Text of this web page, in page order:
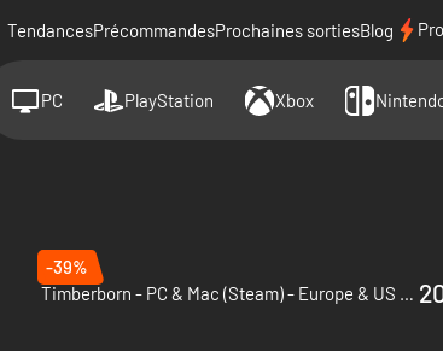
TendancesPrécommandesProchaines sortiesBlog
PC PlayStation Xbox
-39%
Timberborn - PC & Mac (Steam) - Europe & US & Canada